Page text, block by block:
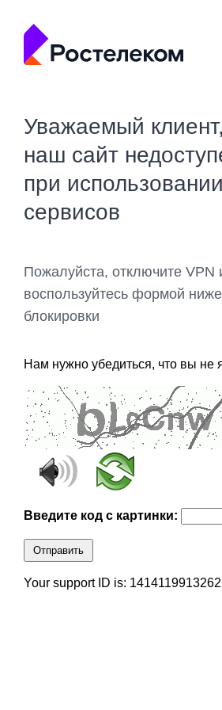
Уважаемый клиент,
наш сайт
при
сервисов
Пожалуйста, отключите VPN
воспользуйтесь формой
блокировки
Нам нужно убедиться, что вы не
Введите код с картинки:
Отправить
Your support ID is: